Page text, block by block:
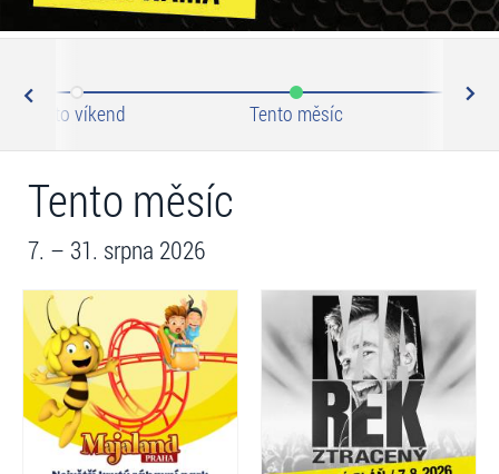
Tento víkend Tento měsíc
Tento měsíc
7. – 31. srpna 2026